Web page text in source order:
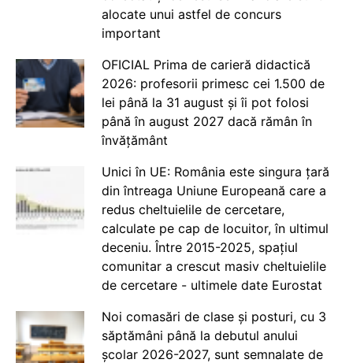
alocate unui astfel de concurs
important
OFICIAL Prima de carieră didactică
2026: profesorii primesc cei 1.500 de
lei până la 31 august și îi pot folosi
până în august 2027 dacă rămân în
învățământ
Unici în UE: România este singura țară
din întreaga Uniune Europeană care a
redus cheltuielile de cercetare,
calculate pe cap de locuitor, în ultimul
deceniu. Între 2015-2025, spațiul
comunitar a crescut masiv cheltuielile
de cercetare - ultimele date Eurostat
Noi comasări de clase și posturi, cu 3
săptămâni până la debutul anului
școlar 2026-2027, sunt semnalate de